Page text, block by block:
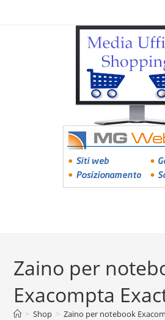
Zaino per
Exacompta
> Shop > Zaino per notebook